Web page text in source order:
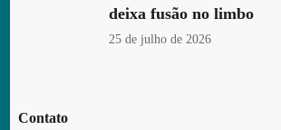
deixa fusão no limbo
25 de julho de 2026
Contato